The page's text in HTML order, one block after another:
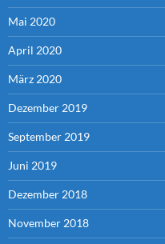
Mai 2020
April 2020
März 2020
Dezember 2019
September 2019
Juni 2019
Dezember 2018
November 2018